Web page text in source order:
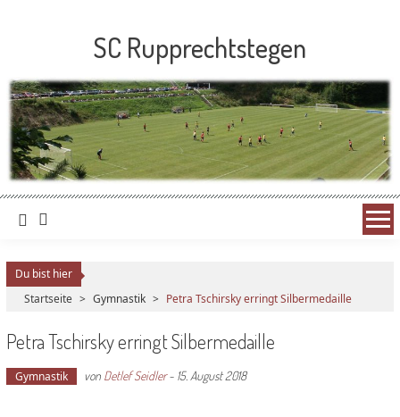
SC Rupprechtstegen
Du bist hier
Startseite > Gymnastik > Petra Tschirsky erringt Silbermedaille
Petra Tschirsky erringt Silbermedaille
Gymnastik von Detlef Seidler- 15. August 2018